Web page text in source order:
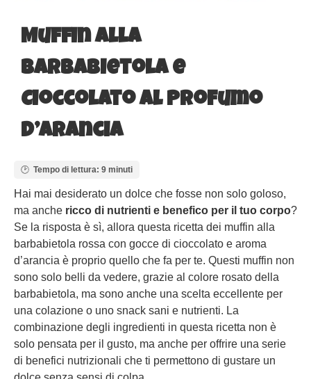
Muffin alla
Barbabietola e
Cioccolato al Profumo
d’Arancia
Tempo di lettura: 9 minuti
Hai mai desiderato un dolce che fosse non solo goloso,
ma anche ricco di nutrienti e benefico per il tuo corpo?
Se la risposta è sì, allora questa ricetta dei muffin alla
barbabietola rossa con gocce di cioccolato e aroma
d’arancia è proprio quello che fa per te. Questi muffin non
sono solo belli da vedere, grazie al colore rosato della
barbabietola, ma sono anche una scelta eccellente per
una colazione o uno snack sani e nutrienti. La
combinazione degli ingredienti in questa ricetta non è
solo pensata per il gusto, ma anche per offrire una serie
di benefici nutrizionali che ti permettono di gustare un